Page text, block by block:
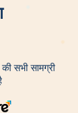
सभी सामग्री